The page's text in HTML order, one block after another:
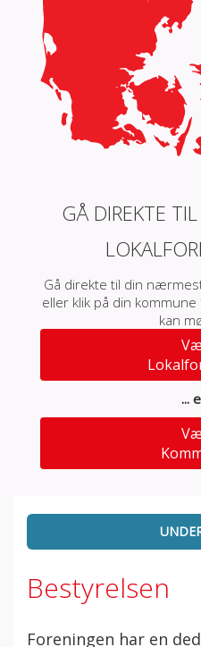
GÅ DIREKTE
Gå direkte til din
eller klik på din
kan
...
Bestyrelsen
Foreningen har en